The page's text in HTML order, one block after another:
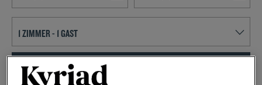
FINDEN SIE EIN HOTEL